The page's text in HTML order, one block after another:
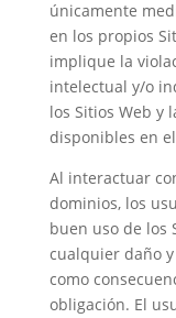
únicamente
en los propios
implique la
intelectual y/o
los Sitios Web y
disponibles en
Al interactuar
dominios, los
buen uso de los
cualquier daño
como
obligación. El